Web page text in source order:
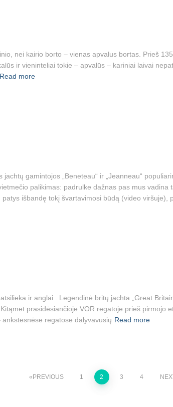
nei kairio borto – vienas apvalus bortas. Prieš
ir vieninteliai tokie – apvalūs – kariniai laivai
Read more
gamintojos „Beneteau“ ir „Jeanneau“
palikimas: padrulke dažnas pas mus
patys išbandę tokį švartavimosi būdą (video viršuje),
ir anglai . Legendinė britų jachta „Great
prasidėsiančioje VOR regatoje prieš pirmojo
regatose dalyvavusių Read more
PREVIOUS 1 2 3 4